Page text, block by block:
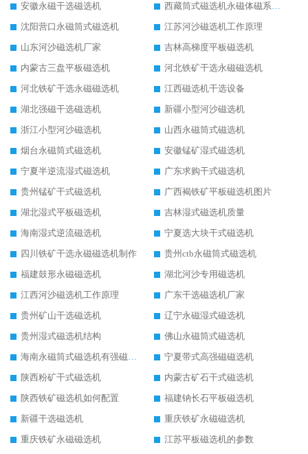
安徽永磁干选磁选机
西藏筒式磁选机永磁体磁系设计
沈阳营口永磁筒式磁选机
江苏河沙磁选机工作原理
山东河沙磁选机厂家
吉林高梯度平板磁选机
内蒙古三盘平板磁选机
河北铁矿干选永磁磁选机
河北铁矿干选永磁磁选机
江西磁选机干选设备
湖北强磁干选磁选机
新疆小型河沙磁选机
浙江小型河沙磁选机
山西永磁筒式磁选机
烟台永磁筒式磁选机
安徽锰矿湿式磁选机
宁夏半逆流湿式磁选机
广东求购干式磁选机
贵州锰矿干式磁选机
广西褐铁矿平板磁选机图片
湖北湿式平板磁选机
吉林湿式磁选机质量
海南湿式逆流磁选机
宁夏选大块干式磁选机
四川铁矿干选永磁磁选机制作
贵州ctb永磁筒式磁选机
福建鼓形永磁磁选机
湖北河沙专用磁选机
江西河沙磁选机工作原理
广东干选磁选机厂家
贵州矿山干选磁选机
辽宁永磁湿式磁选机
贵州湿式磁选机结构
佛山永磁筒式磁选机
海南永磁筒式磁选机有强磁的吗
宁夏带式高强磁磁选机
陕西粉矿干式磁选机
内蒙古矿石干式磁选机
陕西铁矿磁选机如何配置
福建钠长石平板磁选机
新疆干选磁选机
重庆铁矿永磁磁选机
重庆铁矿永磁磁选机
江苏平板磁选机的参数